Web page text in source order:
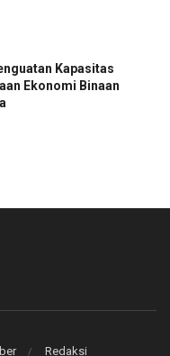
Kapasitas
Ekonomi Binaan
Redaksi